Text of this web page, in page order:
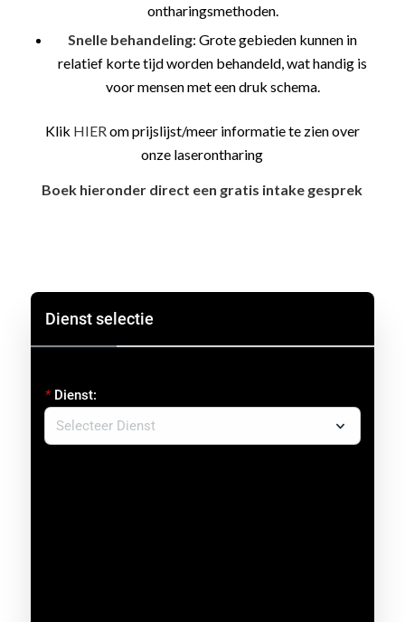
ontharingsmethoden.
Snelle behandeling: Grote gebieden kunnen in
relatief korte tijd worden behandeld, wat handig is
voor mensen met een druk schema.
Klik HIER om prijslijst/meer informatie te zien over
onze laserontharing
Boek hieronder direct een gratis intake gesprek
Dienst selectie
Dienst: